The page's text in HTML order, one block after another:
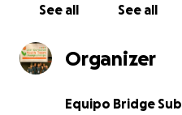
See all See all
Organizer
Equipo Bridge Sub